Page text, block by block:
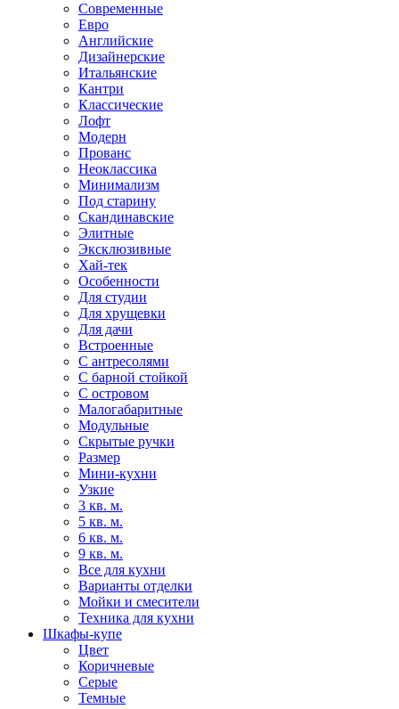
Современные
Евро
Английские
Дизайнерские
Итальянские
Кантри
Классические
Лофт
Модерн
Прованс
Неоклассика
Минимализм
Под старину
Скандинавские
Элитные
Эксклюзивные
Хай-тек
Особенности
Для студии
Для хрущевки
Для дачи
Встроенные
С антресолями
С барной стойкой
С островом
Малогабаритные
Модульные
Скрытые ручки
Размер
Мини-кухни
Узкие
3 кв. м.
5 кв. м.
6 кв. м.
9 кв. м.
Все для кухни
Варианты отделки
Мойки и смесители
Техника для кухни
Шкафы-купе
Цвет
Коричневые
Серые
Темные